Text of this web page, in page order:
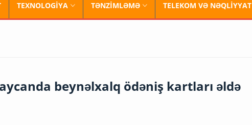
TEXNOLOGİYA TƏNZİMLƏMƏ TELEKOM VƏ NƏQLİYYAT
beynəlxalq ödəniş kartları əldə